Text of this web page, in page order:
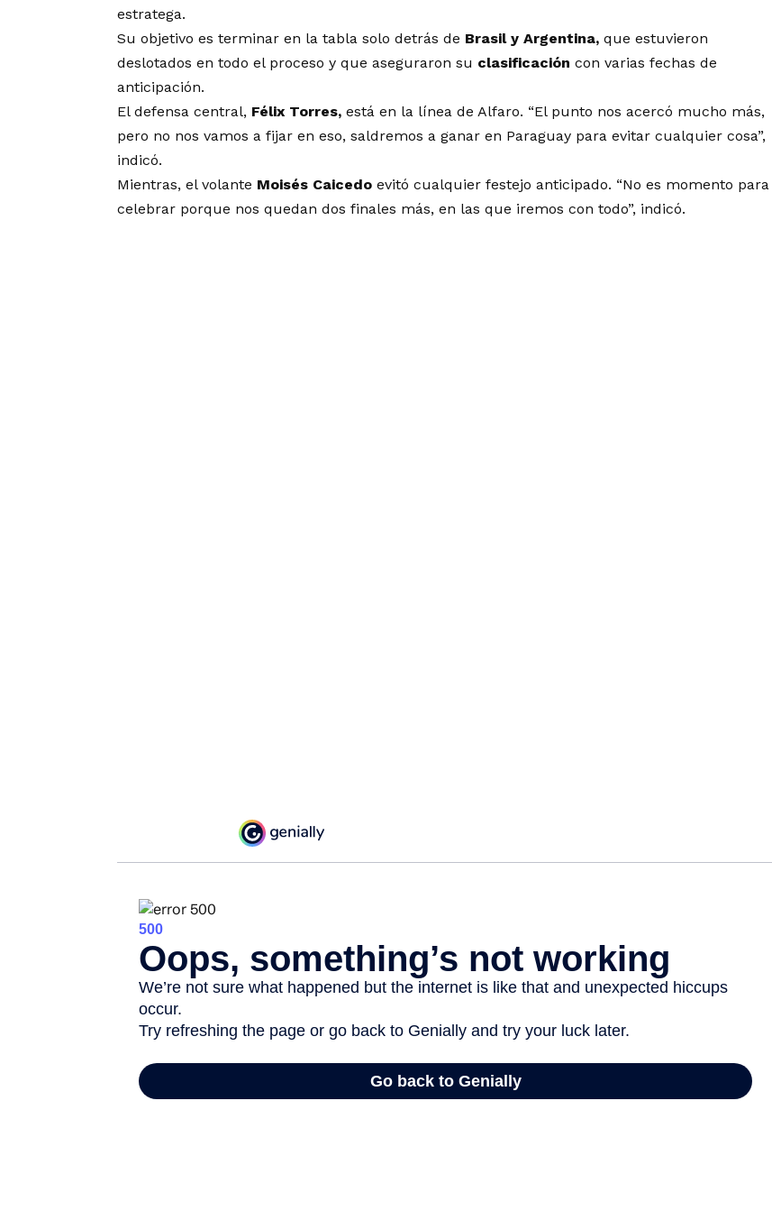
estratega.
Su objetivo es terminar en la tabla solo detrás de Brasil y Argentina, que estuvieron
deslotados en todo el proceso y que aseguraron su clasificación con varias fechas de
anticipación.
El defensa central, Félix Torres, está en la línea de Alfaro. “El punto nos acercó mucho más,
pero no nos vamos a fijar en eso, saldremos a ganar en Paraguay para evitar cualquier cosa”,
indicó.
Mientras, el volante Moisés Caicedo evitó cualquier festejo anticipado. “No es momento para
celebrar porque nos quedan dos finales más, en las que iremos con todo”, indicó.